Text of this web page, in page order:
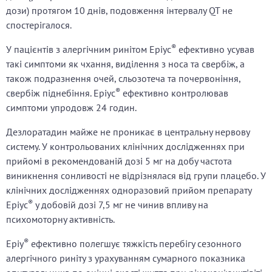
дози) протягом 10 днів, подовження інтервалу QT не
спостерігалося.
У пацієнтів з алергічним ринітом Еріус® ефективно усував
такі симптоми як чхання, виділення з носа та свербіж, а
також подразнення очей, сльозотеча та почервоніння,
свербіж піднебіння. Еріус® ефективно контролював
симптоми упродовж 24 годин.
Дезлоратадин майже не проникає в центральну нервову
систему. У контрольованих клінічних дослідженнях при
прийомі в рекомендованій дозі 5 мг на добу частота
виникнення сонливості не відрізнялася від групи плацебо. У
клінічних дослідженнях одноразовий прийом препарату
Еріус® у добовій дозі 7,5 мг не чинив впливу на
психомоторну активність.
Еріу® ефективно полегшує тяжкість перебігу сезонного
алергічного риніту з урахуванням сумарного показника